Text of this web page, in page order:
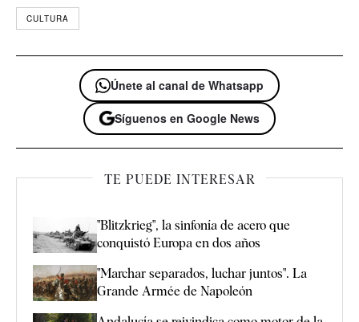
CULTURA
Únete al canal de Whatsapp
Síguenos en Google News
TE PUEDE INTERESAR
"Blitzkrieg", la sinfonía de acero que
conquistó Europa en dos años
"Marchar separados, luchar juntos". La
Grande Armée de Napoleón